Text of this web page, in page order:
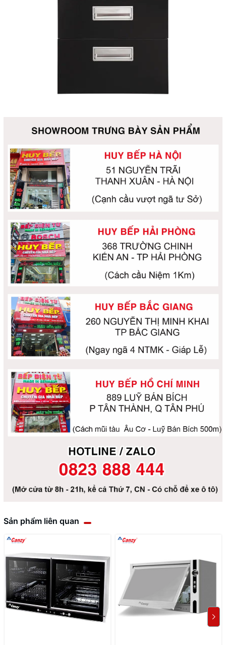
Sản phẩm liên quan